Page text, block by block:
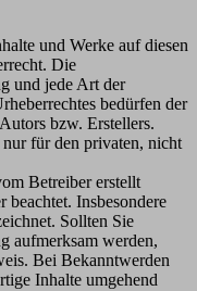
und Werke auf diesen
Die
und jede Art der
bedürfen der
bzw. Erstellers.
für den privaten, nicht
Betreiber erstellt
Insbesondere
Sollten Sie
aufmerksam werden,
Bei Bekanntwerden
Inhalte umgehend